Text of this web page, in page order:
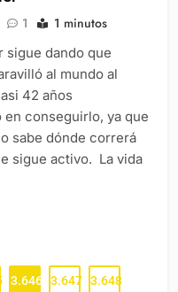
1 1 minutos
sigue dando que
al mundo al
42 años
conseguirlo, ya que
sabe dónde correrá
sigue activo. La vida
3.646 3.647 3.648